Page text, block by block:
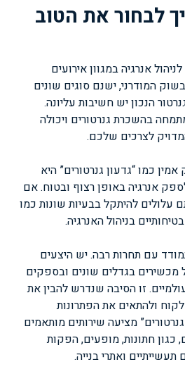
לבחור את הטוב
אנרגיה במגוון אירועים
המודרני, ישנם סוגים שונים
הנכון יש חשיבות עליונה.
בהשכרת גנרטורים ויכולה
לצרכים שלכם.
כמו “גדעון גנרטורים” היא
אנרגיה באופן רצוף ובטוח. אם
להיתקל בבעיות שונות כמו
בניהול האנרגיה.
עם תחרות רבה. יש היצעים
מכשירים בגדלים שונים ובספקים
זו הסיבה שנדרש להבין את
ולהתאים את הפתרונות
מציעה שירותים מותאמים
כגון חתונות, מופעים, הפקות
תעשייתיים ואתרי בנייה.